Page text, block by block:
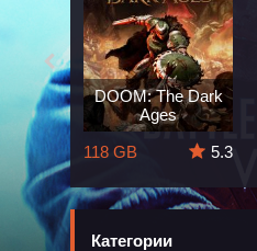
The
5.7
DOOM: The Dark
Ages
118 GB
5.3
Категории